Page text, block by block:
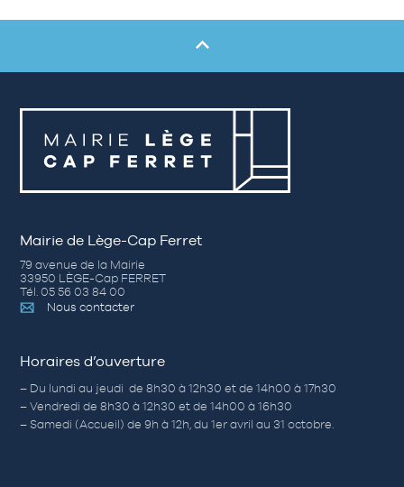
Mairie de Lège-Cap Ferret
79 avenue de la Mairie
33950 LÈGE-Cap FERRET
Tél. 05 56 03 84 00
Nous contacter
Horaires d’ouverture
– Du lundi au jeudi de 8h30 à 12h30 et de 14h00 à 17h30
– Vendredi de 8h30 à 12h30 et de 14h00 à 16h30
– Samedi (Accueil) de 9h à 12h, du 1er avril au 31 octobre.